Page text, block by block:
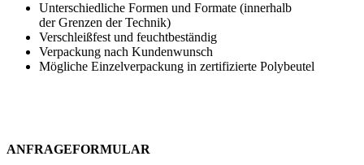
Unterschiedliche Formen und Formate (innerhalb
der Grenzen der Technik)
Verschleißfest und feuchtbeständig
Verpackung nach Kundenwunsch
Mögliche Einzelverpackung in zertifizierte Polybeutel
ANFRAGEFORMULAR